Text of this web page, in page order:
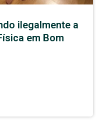
ilegalmente a
em Bom